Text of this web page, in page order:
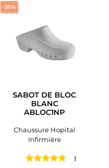
SABOT DE BLOC
BLANC
ABLOC1NP
Chaussure Hopital
Infirmière
1 avis
-30%